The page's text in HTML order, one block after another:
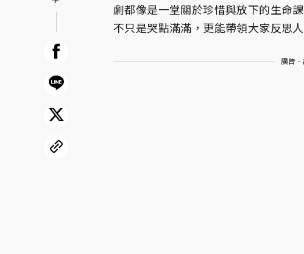
劇都像是一堂關於珍惜與放下的生命
不只是哭點滿滿，更能帶領大家反思
廣告 -